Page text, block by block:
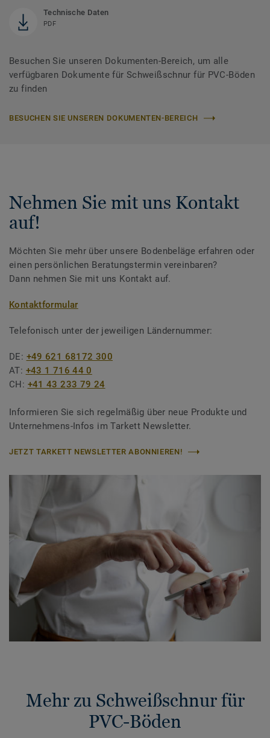
Technische Daten
PDF
Besuchen Sie unseren Dokumenten-Bereich, um alle
verfügbaren Dokumente für Schweißschnur für PVC-Böden
zu finden
BESUCHEN SIE UNSEREN DOKUMENTEN-BEREICH
Nehmen Sie mit uns Kontakt
auf!
Möchten Sie mehr über unsere Bodenbeläge erfahren oder
einen persönlichen Beratungstermin vereinbaren?
Dann nehmen Sie mit uns Kontakt auf.
Kontaktformular
Telefonisch unter der jeweiligen Ländernummer:
DE: +49 621 68172 300
AT: +43 1 716 44 0
CH: +41 43 233 79 24
Informieren Sie sich regelmäßig über neue Produkte und
Unternehmens-Infos im Tarkett Newsletter.
JETZT TARKETT NEWSLETTER ABONNIEREN!
Mehr zu Schweißschnur für
PVC-Böden